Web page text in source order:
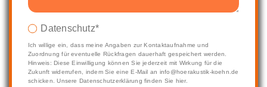
Datenschutz*
Ich willige ein, dass meine Angaben zur Kontaktaufnahme und
Zuordnung für eventuelle Rückfragen dauerhaft gespeichert werden.
Hinweis: Diese Einwilligung können Sie jederzeit mit Wirkung für die
Zukunft widerrufen, indem Sie eine E-Mail an info@hoerakustik-koehn.de
schicken. Unsere Datenschutzerklärung finden Sie hier.